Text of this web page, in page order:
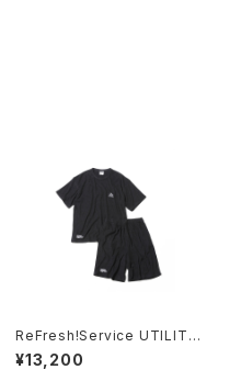
ReFresh!Service UTILITY
PILE SET-UP
¥13,200